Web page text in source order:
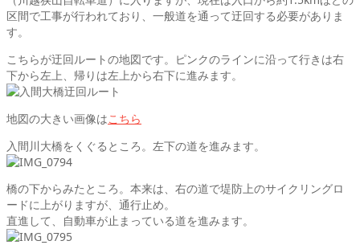
区間で工事が行われており、一般道を通って迂回する必要がありま
す。
こちらが迂回ルートの地図です。ピンクのラインに沿って行きは右
下から左上、帰りは左上から右下に進みます。
地図の大きい画像はこちら
入間川大橋をくぐるところ。左下の道を進みます。
橋の下からみたところ。本来は、右の道で堤防上のサイクリングロ
ードに上がりますが、通行止め。
直進して、自動車が止まっている道を進みます。